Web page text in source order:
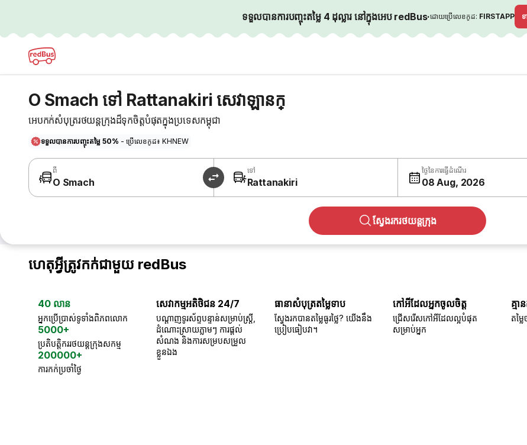
ទទួលបានការបញ្ចុះតម្លៃ 4 ដុល្លារ នៅក្នុងអេប redBus·ដោយប្រើលេខកូដ: FIRSTAPP
O Smach ទៅ Rattanakiri សេវាឡានក្
អេបកក់សំបុត្ររថយន្តក្រុងដ៏ទុកចិត្តបំផុតក្នុងប្រទេសកម្ពុជា
ទទួលបានការបញ្ចុះតម្លៃ 50% - ប្រើលេខកូដ៖ KHNEW
ពី
O Smach
ទៅ
Rattanakiri
ថ្ងៃនៃការធ្វើដំណើរ
08 Aug, 2026
ស្វែងរករថយន្តក្រុង
ហេតុអ្វីត្រូវកក់ជាមួយ redBus
40 លាន
អ្នកប្រើប្រាស់ទូទាំងពិភពលោក
5000+
ប្រតិបត្តិកររថយន្តក្រុងសកម្ម
200000+
ការកក់ប្រចាំថ្ងៃ
សេវាកម្មអតិថិជន 24/7
បណ្តាញទូរស័ព្ទបន្ទាន់សម្រាប់ស្ត្រី,
ដំណោះស្រាយភ្លាមៗ ការផ្តល់
សំណង និងការសម្របសម្រួល
ខ្លួនឯង
ធានាសំបុត្រតម្លៃទាប
ស្វែងរកបានតម្លៃធូរថ្លៃ? យើងនឹង
ប្រៀបធៀបវា។
កៅអីដែលអ្នកចូលចិត្ត
ជ្រើសរើសកៅអីដែលល្អបំផុត
សម្រាប់អ្នក
គ្ម
តម្ល